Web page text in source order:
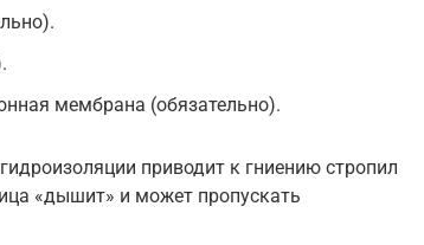
мембрана (обязательно).
приводит к гниению стропил
«дышит» и может пропускать